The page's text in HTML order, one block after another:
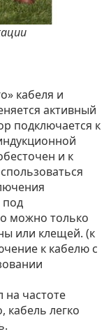
кабеля и
активный
подключается к
и к
под
можно только
или клещей. (к
к кабелю с
на частоте
кабель легко